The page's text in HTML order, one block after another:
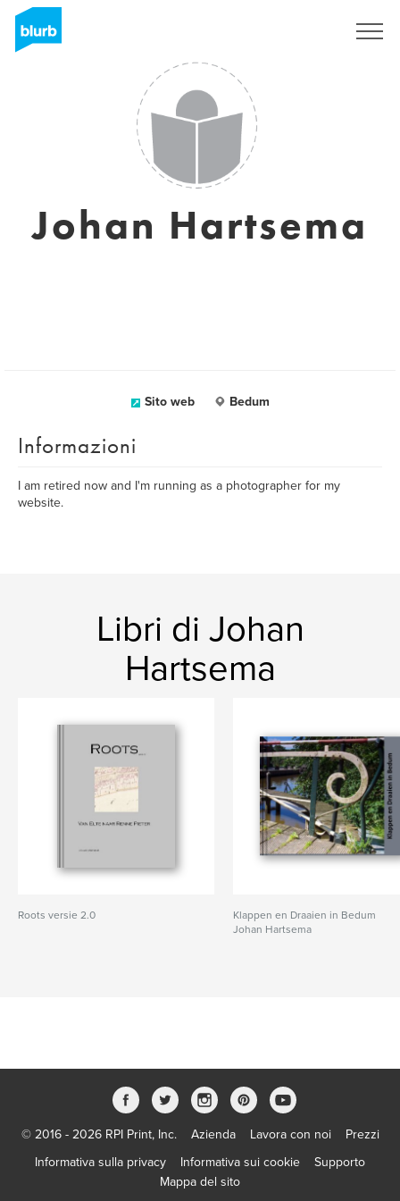
Johan Hartsema
Sito web Bedum
Informazioni
I am retired now and I'm running as a photographer for my
website.
Libri di Johan
Hartsema
Roots versie 2.0
Klappen en Draaien in Bedum
Johan Hartsema
© 2016 - 2026 RPI Print, Inc. Azienda Lavora con noi
Prezzi
Informativa sulla privacy
Informativa sui cookie
Supporto
Mappa del sito